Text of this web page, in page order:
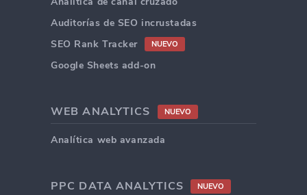
Auditorías de SEO incrustadas
SEO Rank Tracker
NUEVO
Google Sheets add-on
WEB ANALYTICS NUEVO
Analítica web avanzada
PPC DATA ANALYTICS NUEVO